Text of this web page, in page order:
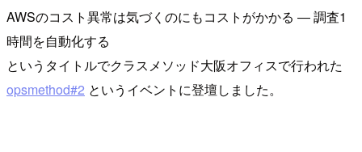
AWSのコスト異常は気づくのにもコストがかかる ― 調査1
時間を自動化する
というタイトルでクラスメソッド大阪オフィスで行われた
opsmethod#2 というイベントに登壇しました。